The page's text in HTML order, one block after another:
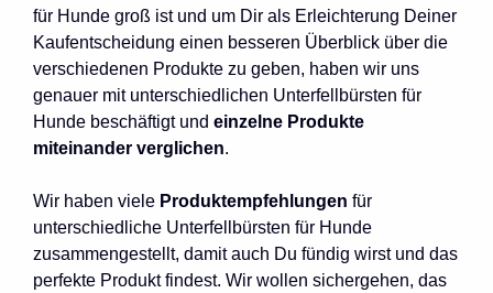
für Hunde groß ist und um Dir als Erleichterung Deiner
Kaufentscheidung einen besseren Überblick über die
verschiedenen Produkte zu geben, haben wir uns
genauer mit unterschiedlichen Unterfellbürsten für
Hunde beschäftigt und einzelne Produkte
miteinander verglichen.
Wir haben viele Produktempfehlungen für
unterschiedliche Unterfellbürsten für Hunde
zusammengestellt, damit auch Du fündig wirst und das
perfekte Produkt findest. Wir wollen sichergehen, das